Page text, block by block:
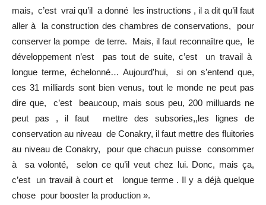
mais, c’est vrai qu’il a donné les instructions , il a dit qu’il faut
aller à la construction des chambres de conservations, pour
conserver la pompe de terre. Mais, il faut reconnaître que, le
développement n’est pas tout de suite, c’est un travail à
longue terme, échelonné… Aujourd’hui, si on s’entend que,
ces 31 milliards sont bien venus, tout le monde ne peut pas
dire que, c’est beaucoup, mais sous peu, 200 milluards ne
peut pas , il faut mettre des subsories,,les lignes de
conservation au niveau de Conakry, il faut mettre des fluitories
au niveau de Conakry, pour que chacun puisse consommer
à sa volonté, selon ce qu’il veut chez lui. Donc, mais ça,
c’est un travail à court et longue terme . Il y a déjà quelque
chose pour booster la production ».